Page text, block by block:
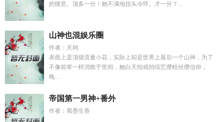
的惬意。顶多一分！她不满地扭头冷哼。才一分？...
山神也混娱乐圈
作者：天鸠
表面上是顶级流量小花，实际上却是世界上最后一个山神，为了
不像前辈一样消散于世间，她白天拍戏拍综艺攒粉丝攒信仰，
晚...
帝国第一男神+番外
作者：蜀墨生香